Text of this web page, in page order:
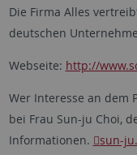
Die Firma Alles
deutschen
Webseite: http://
Wer Interesse an dem
bei Frau Sun-ju Choi,
Informationen.
sun-